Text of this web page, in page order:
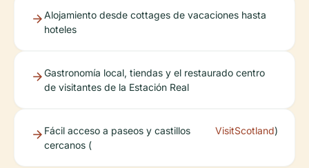
Alojamiento desde cottages de vacaciones hasta
hoteles
Gastronomía local, tiendas y el restaurado centro
de visitantes de la Estación Real
Fácil acceso a paseos y castillos
cercanos (
VisitScotland)